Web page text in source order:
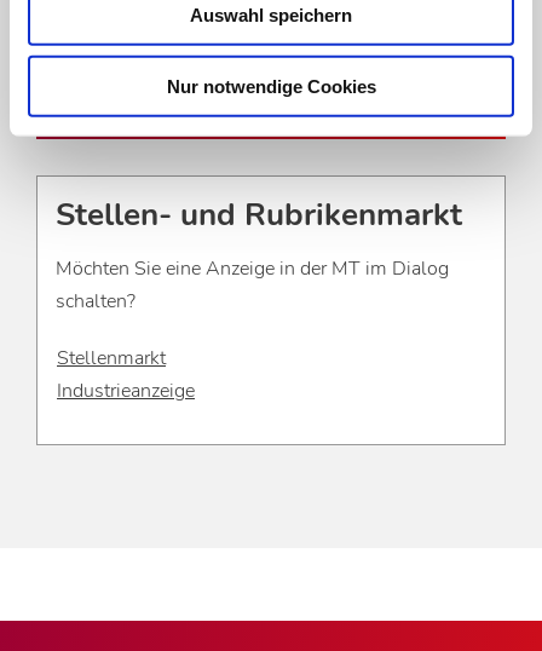
Auswahl speichern
Nur notwendige Cookies
zur Registrierung
Zum Login
Stellen- und Rubrikenmarkt
Möchten Sie eine Anzeige in der MT im Dialog
schalten?
Stellenmarkt
Industrieanzeige